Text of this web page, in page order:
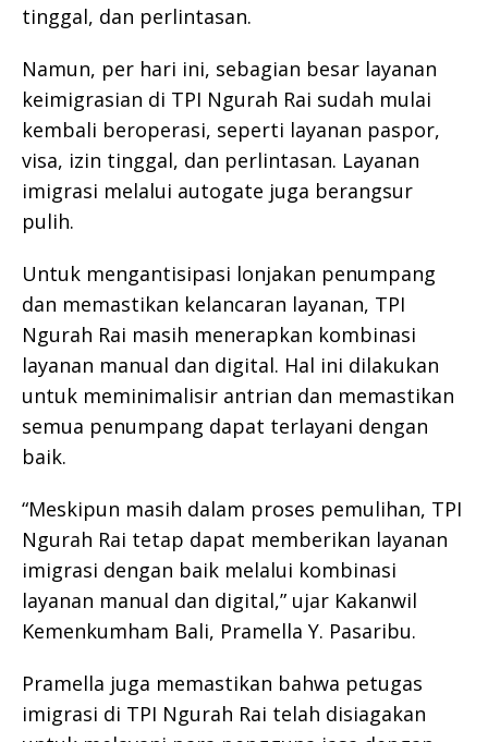
tinggal, dan perlintasan.
Namun, per hari ini, sebagian besar layanan
keimigrasian di TPI Ngurah Rai sudah mulai
kembali beroperasi, seperti layanan paspor,
visa, izin tinggal, dan perlintasan. Layanan
imigrasi melalui autogate juga berangsur
pulih.
Untuk mengantisipasi lonjakan penumpang
dan memastikan kelancaran layanan, TPI
Ngurah Rai masih menerapkan kombinasi
layanan manual dan digital. Hal ini dilakukan
untuk meminimalisir antrian dan memastikan
semua penumpang dapat terlayani dengan
baik.
“Meskipun masih dalam proses pemulihan, TPI
Ngurah Rai tetap dapat memberikan layanan
imigrasi dengan baik melalui kombinasi
layanan manual dan digital,” ujar Kakanwil
Kemenkumham Bali, Pramella Y. Pasaribu.
Pramella juga memastikan bahwa petugas
imigrasi di TPI Ngurah Rai telah disiagakan